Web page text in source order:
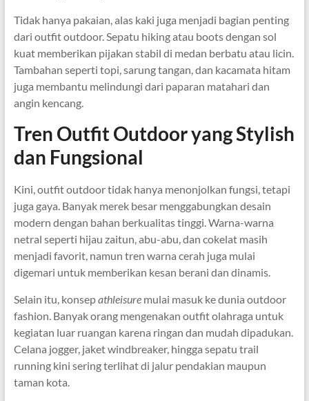
Tidak hanya pakaian, alas kaki juga menjadi bagian penting
dari outfit outdoor. Sepatu hiking atau boots dengan sol
kuat memberikan pijakan stabil di medan berbatu atau licin.
Tambahan seperti topi, sarung tangan, dan kacamata hitam
juga membantu melindungi dari paparan matahari dan
angin kencang.
Tren Outfit Outdoor yang Stylish
dan Fungsional
Kini, outfit outdoor tidak hanya menonjolkan fungsi, tetapi
juga gaya. Banyak merek besar menggabungkan desain
modern dengan bahan berkualitas tinggi. Warna-warna
netral seperti hijau zaitun, abu-abu, dan cokelat masih
menjadi favorit, namun tren warna cerah juga mulai
digemari untuk memberikan kesan berani dan dinamis.
Selain itu, konsepathleisuremulai masuk ke dunia outdoor
fashion. Banyak orang mengenakan outfit olahraga untuk
kegiatan luar ruangan karena ringan dan mudah dipadukan.
Celana jogger, jaket windbreaker, hingga sepatu trail
running kini sering terlihat di jalur pendakian maupun
taman kota.